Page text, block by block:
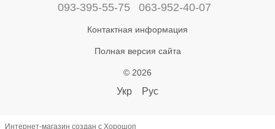
093-395-55-75 063-952-40-07
Контактная информация
Полная версия сайта
© 2026
Укр Рус
Интернет-магазин создан с Хорошоп